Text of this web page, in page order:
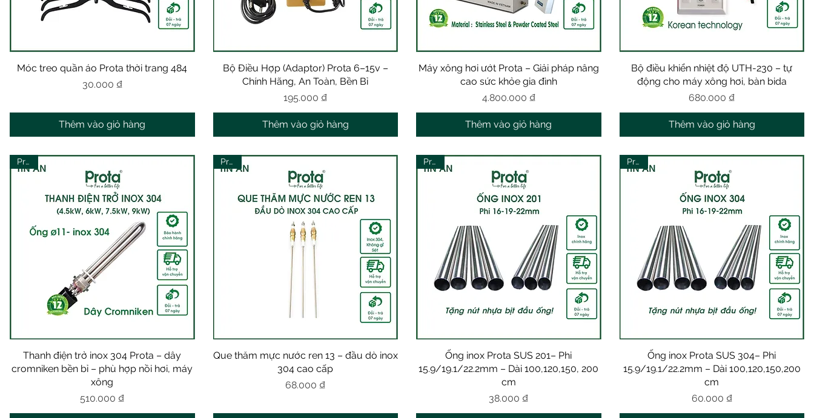
Xem nhanh
Móc treo quần áo Prota thời trang 484
Giá
30.000 ₫
Thêm vào giỏ hàng
Xem nhanh
Bộ Điều Hợp (Adaptor) Prota 6–15v –
Chính Hãng, An Toàn, Bền Bỉ
Giá
195.000 ₫
Thêm vào giỏ hàng
Xem nhanh
Máy xông hơi ướt Prota – Giải pháp nâng
cao sức khỏe gia đình
Giá
4.800.000 ₫
Thêm vào giỏ hàng
Xem nhanh
Bộ điều khiển nhiệt độ UTH-230 – tự
động cho máy xông hơi, bàn bida
Giá
680.000 ₫
Thêm vào giỏ hàng
Xem nhanh
Prota
Thanh điện trở inox 304 Prota – dây
cromniken bền bỉ – phù hợp nồi hơi, máy
xông
Giá
510.000 ₫
Xem nhanh
Prota
Que thăm mực nước ren 13 – đầu dò inox
304 cao cấp
Giá
68.000 ₫
Xem nhanh
Prota
Ống inox Prota SUS 201– Phi
15.9/19.1/22.2mm – Dài 100,120,150, 200
cm
Giá
38.000 ₫
Xem nhanh
Prota
Ống inox Prota SUS 304– Phi
15.9/19.1/22.2mm – Dài 100,120,150,200
cm
Giá
60.000 ₫